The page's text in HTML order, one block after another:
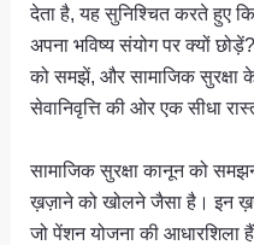
देता है, यह सुनिश्चित करते हुए
अपना भविष्य संयोग पर क्यों
को समझें, और सामाजिक सुरक्षा
सेवानिवृत्ति की ओर एक सीधा
सामाजिक सुरक्षा कानून को
ख़ज़ाने को खोलने जैसा है। इन
जो पेंशन योजना की